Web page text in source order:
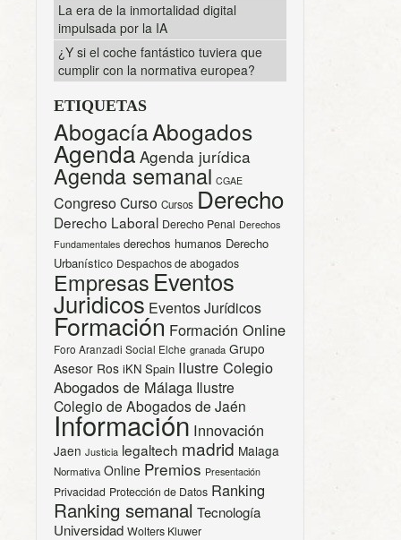
La era de la inmortalidad digital
impulsada por la IA
¿Y si el coche fantástico tuviera que
cumplir con la normativa europea?
ETIQUETAS
AbogacíaAbogados
Agenda Agenda jurídica
Agenda semanal CGAE
CongresoCurso Cursos Derecho
Derecho Laboral Derecho Penal Derechos
Fundamentales derechos humanos Derecho
Urbanístico Despachos de abogados
Empresas Eventos
Juridicos Eventos Jurídicos
Formación Formación Online
Foro Aranzadi Social Elche granada Grupo
Asesor Ros iKN Spain Ilustre Colegio
Abogados de Málaga Ilustre
Colegio de Abogados de Jaén
Información Innovación
Jaen Justicia legaltech madrid Malaga
Normativa Online Premios Presentación
Privacidad Protección de Datos Ranking
Ranking semanal Tecnología
Universidad Wolters Kluwer